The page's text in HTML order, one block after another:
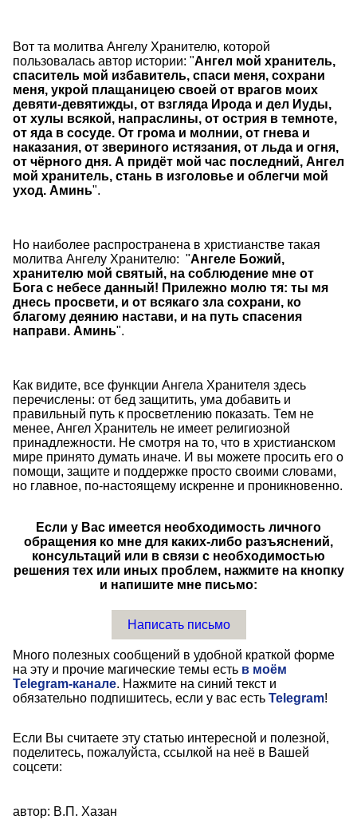
Вот та молитва Ангелу Хранителю, которой
пользовалась автор истории: "Ангел мой хранитель,
спаситель мой избавитель, спаси меня, сохрани
меня, укрой плащаницею своей от врагов моих
девяти-девятижды, от взгляда Ирода и дел Иуды,
от хулы всякой, напраслины, от острия в темноте,
от яда в сосуде. От грома и молнии, от гнева и
наказания, от звериного истязания, от льда и огня,
от чёрного дня. А придёт мой час последний, Ангел
мой хранитель, стань в изголовье и облегчи мой
уход. Аминь".
Но наиболее распространена в христианстве такая
молитва Ангелу Хранителю: "Ангеле Божий,
хранителю мой святый, на соблюдение мне от
Бога с небесе данный! Прилежно молю тя: ты мя
днесь просвети, и от всякаго зла сохрани, ко
благому деянию настави, и на путь спасения
направи. Аминь".
Как видите, все функции Ангела Хранителя здесь
перечислены: от бед защитить, ума добавить и
правильный путь к просветлению показать. Тем не
менее, Ангел Хранитель не имеет религиозной
принадлежности. Не смотря на то, что в христианском
мире принято думать иначе. И вы можете просить его о
помощи, защите и поддержке просто своими словами,
но главное, по-настоящему искренне и проникновенно.
Если у Вас имеется необходимость личного
обращения ко мне для каких-либо разъяснений,
консультаций или в связи с необходимостью
решения тех или иных проблем, нажмите на кнопку
и напишите мне письмо:
Написать письмо
Много полезных сообщений в удобной краткой форме
на эту и прочие магические темы есть в моём
Telegram-канале. Нажмите на синий текст и
обязательно подпишитесь, если у вас есть Telegram!
Если Вы считаете эту статью интересной и полезной,
поделитесь, пожалуйста, ссылкой на неё в Вашей
соцсети:
автор: В.П. Хазан